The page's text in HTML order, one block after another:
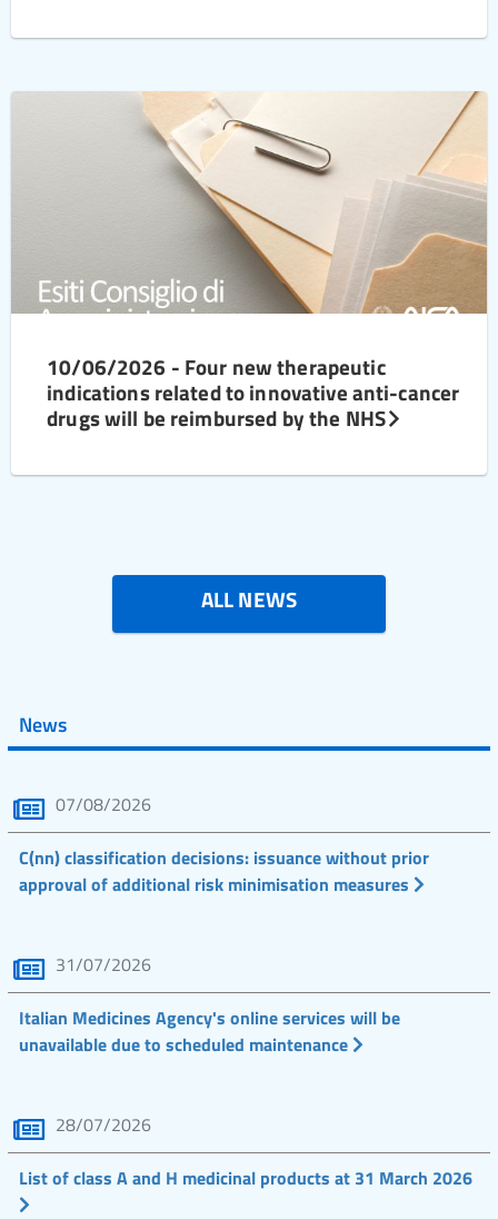
10/06/2026 - Four new therapeutic
indications related to innovative anti-cancer
drugs will be reimbursed by the NHS
ALL NEWS
News
07/08/2026
C(nn) classification decisions: issuance without prior
approval of additional risk minimisation measures
31/07/2026
Italian Medicines Agency's online services will be
unavailable due to scheduled maintenance
28/07/2026
List of class A and H medicinal products at 31 March 2026